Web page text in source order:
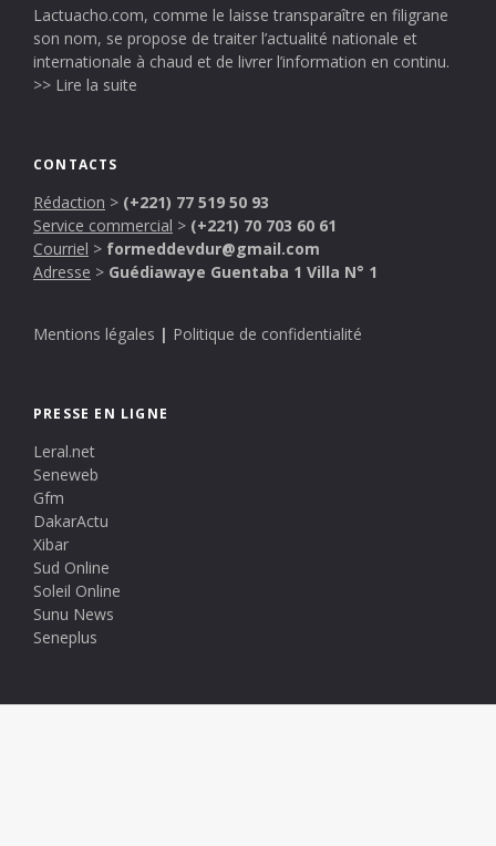
Lactuacho.com, comme le laisse transparaître en filigrane
son nom, se propose de traiter l’actualité nationale et
internationale à chaud et de livrer l’information en continu.
>> Lire la suite
CONTACTS
Rédaction > (+221) 77 519 50 93
Service commercial > (+221) 70 703 60 61
Courriel > formeddevdur@gmail.com
Adresse > Guédiawaye Guentaba 1 Villa N° 1
Mentions légales | Politique de confidentialité
PRESSE EN LIGNE
Leral.net
Seneweb
Gfm
DakarActu
Xibar
Sud Online
Soleil Online
Sunu News
Seneplus